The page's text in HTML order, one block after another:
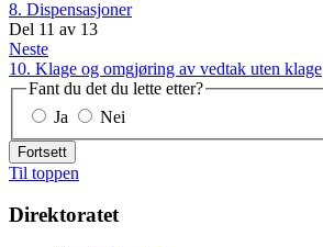
8. Dispensasjoner
Del 11 av 13
Neste
10. Klage og omgjøring av vedtak uten klage
Fant du det du lette etter?
Ja
Nei
Fortsett
Til toppen
Direktoratet